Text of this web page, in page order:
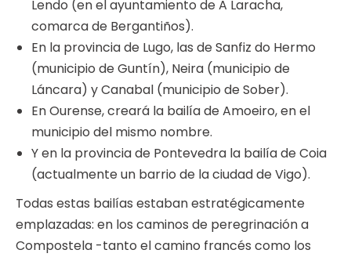
Lendo (en el ayuntamiento de A Laracha,
comarca de Bergantiños).
En la provincia de Lugo, las de Sanfiz do Hermo
(municipio de Guntín), Neira (municipio de
Láncara) y Canabal (municipio de Sober).
En Ourense, creará la bailía de Amoeiro, en el
municipio del mismo nombre.
Y en la provincia de Pontevedra la bailía de Coia
(actualmente un barrio de la ciudad de Vigo).
Todas estas bailías estaban estratégicamente
emplazadas: en los caminos de peregrinación a
Compostela -tanto el camino francés como los